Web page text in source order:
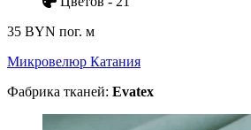
35 BYN пог. м
Микровелюр Катания
Фабрика тканей: Evatex